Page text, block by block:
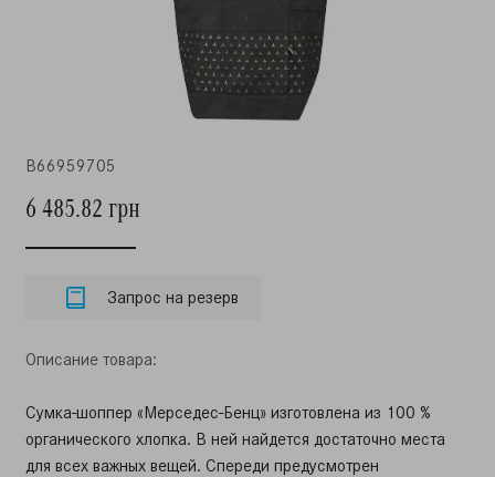
B66959705
6 485.82 грн
Запрос на резерв
Описание товара:
Сумка-шоппер «Мерседес-Бенц» изготовлена из 100 %
органического хлопка. В ней найдется достаточно места
для всех важных вещей. Спереди предусмотрен